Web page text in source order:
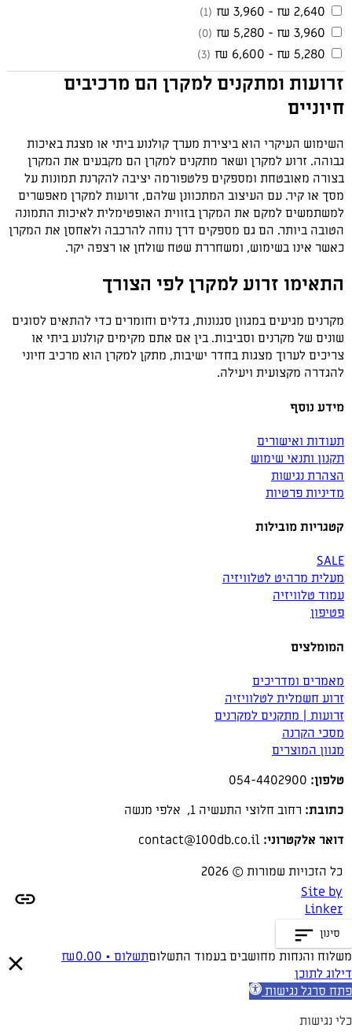
2,640 ₪ - 3,960 ₪
(1)
3,960 ₪ - 5,280 ₪
(0)
5,280 ₪ - 6,600 ₪
(3)
זרועות ומתקנים למקרן הם מרכיבים
חיוניים
השימוש העיקרי הוא ביצירת מערך קולנוע ביתי או מצגת באיכות
גבוהה. זרוע למקרן ושאר מתקנים למקרן הם מקבעים את המקרן
בצורה מאובטחת ומספקים פלטפורמה יציבה להקרנת תמונות על
מסך או קיר. עם העיצוב המתכוונן שלהם, זרועות למקרן מאפשרים
למשתמשים למקם את המקרן בזווית האופטימלית לאיכות התמונה
הטובה ביותר. הם גם מספקים דרך נוחה להרכבה ולאחסן את המקרן
כאשר אינו בשימוש, ומשחררת שטח שולחן או רצפה יקר.
התאימו זרוע למקרן לפי הצורך
מקרנים מגיעים במגוון סגנונות, גדלים וחומרים כדי להתאים לסוגים
שונים של מקרנים וסביבות. בין אם אתם מקימים קולנוע ביתי או
צריכים לערוך מצגות בחדר ישיבות, מתקן למקרן הוא מרכיב חיוני
להגדרה מקצועית ויעילה.
מידע נוסף
תעודות ואישורים
תקנון ותנאי שימוש
הצהרת נגישות
מדיניות פרטיות
קטגריות מובילות
SALE
מעלית מרהיט לטלוויזיה
עמוד טלוויזיה
פטיפון
המומלצים
מאמרים ומדריכים
זרוע חשמלית לטלוויזיה
זרועות | מתקנים למקרנים
מסכי הקרנה
מגוון המוצרים
טלפון:
כתובת: רחוב חלוצי התעשיה 1, אלפי מנשה
דואר אלקטרוני:
כל הזכויות שמורות © 2026
Site by
Linker
סינון
משלוח והנחות מחושבים בעמוד התשלוםתשלום • ₪0.00
דילוג לתוכן
פתח סרגל נגישות
כלי נגישות